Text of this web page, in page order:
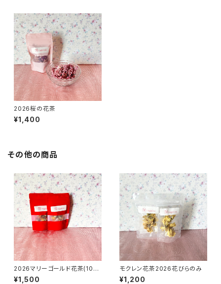
2026桜の花茶
¥1,400
その他の商品
2026マリーゴールド花茶(10リ
ン)
¥1,500
モクレン花茶2026花びらのみ
¥1,200